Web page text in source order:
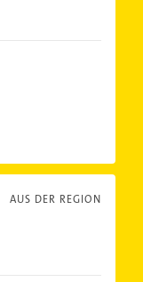
AUS DER REGION